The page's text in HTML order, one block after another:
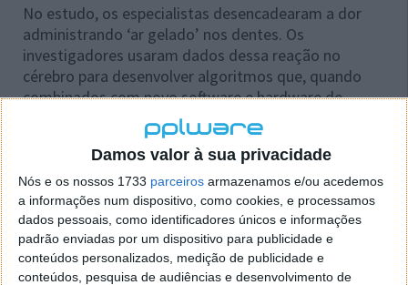
Damos valor à sua privacidade
Nós e os nossos 1733 parceiros armazenamos e/ou acedemos
a informações num dispositivo, como cookies, e processamos
dados pessoais, como identificadores únicos e informações
padrão enviadas por um dispositivo para publicidade e
conteúdos personalizados, medição de publicidade e
conteúdos, pesquisa de audiências e desenvolvimento de
No estudo, os especialistas desencadearam a dor
administrando ‘ar gelado’ nos dentes. Os
investigadores usaram dados dessa reação no
cérebro para desenvolver algoritmos que, quando
combinados com novo software e hardware de
neuroimagem, previram dor, ou a ausência dela, em
cerca de 70% dos casos.
Os participantes usaram um capacete equipado com
um sensor que deteta alterações no fluxo sanguíneo
e na oxigenação, medindo assim a atividade cerebral
e as respostas à dor. Essa informação foi transmitida
para um computador e interpretada.